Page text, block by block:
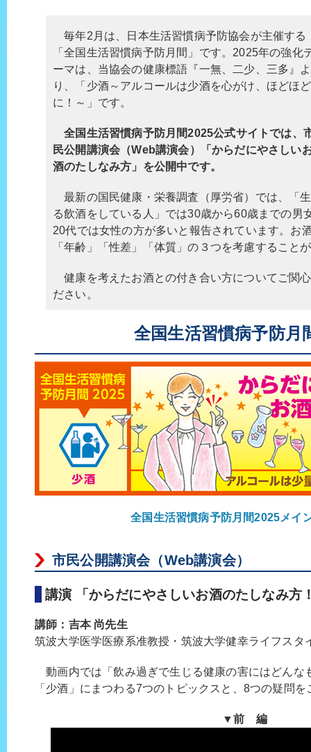
毎年2月は、日本生活習慣病予防協会が主催する
「全国生活習慣病予防月間」です。2025年の強化
ーマは、当協会の健康標語『一無、二少、三多』よ
り、「少酒～アルコールは少酒を心がけ、ほどほど
に！～」です。
全国生活習慣病予防月間2025公式サイトでは、
民公開講演会（Web講演会）「からだにやさしい
酒のたしなみ方」を公開中です。
最新の国民健康・栄養調査（厚労省）では、「
る飲酒をしている人」では30歳から60歳までの男
20代では女性の方が多いと報告されています。お
「年齢」「性差」「体質」の３つを考慮すること
健康を考えたお酒との付き合い方についてご関
ださい。
全国生活習慣病予防月
全国生活習慣病予防月間2025メイ
市民公開講演会（Web講演会）
講演 「からだにやさしいお酒のたしなみ方
講師：吉本 尚先生
筑波大学医学医療系准教授・筑波大学健幸ライフスタ
動画内では「飲み過ぎで生じる健康の害にはどんな
「少酒」にまつわる7つのトピックスと、8つの疑問
▼前 編